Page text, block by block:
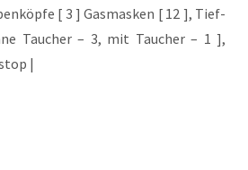
[ 3 ] Gas­mas­ken [ 12 ], Tief­
Tau­cher – 3, mit Tau­cher – 1 ],
|